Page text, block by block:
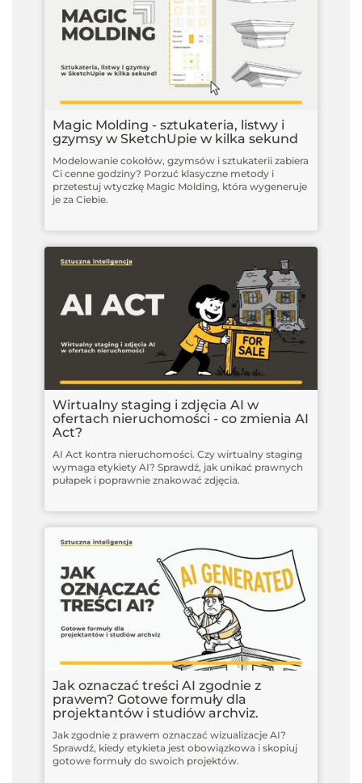
Magic Molding - sztukateria, listwy i
gzymsy w SketchUpie w kilka sekund
Modelowanie cokołów, gzymsów i sztukaterii zabiera
Ci cenne godziny? Porzuć klasyczne metody i
przetestuj wtyczkę Magic Molding, która wygeneruje
je za Ciebie.
Wirtualny staging i zdjęcia AI w
ofertach nieruchomości - co zmienia AI
Act?
AI Act kontra nieruchomości. Czy wirtualny staging
wymaga etykiety AI? Sprawdź, jak unikać prawnych
pułapek i poprawnie znakować zdjęcia.
Jak oznaczać treści AI zgodnie z
prawem? Gotowe formuły dla
projektantów i studiów archviz.
Jak zgodnie z prawem oznaczać wizualizacje AI?
Sprawdź, kiedy etykieta jest obowiązkowa i skopiuj
gotowe formuły do swoich projektów.